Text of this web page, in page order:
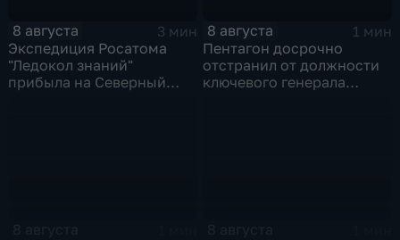
8 августа
3 мин
Экспедиция Росатома
"Ледокол знаний"
прибыла на Северный
8 августа
1 мин
Пентагон досрочно
отстранил от должности
ключевого генерала